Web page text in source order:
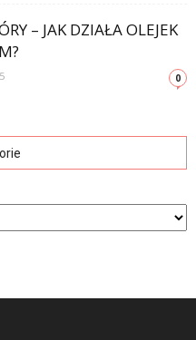
– JAK DZIAŁA OLEJEK
0